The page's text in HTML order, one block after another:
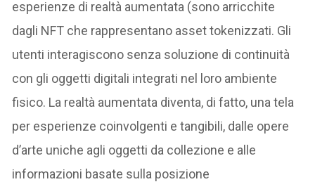
esperienze di realtà aumentata (sono arricchite
dagli NFT che rappresentano asset tokenizzati. Gli
utenti interagiscono senza soluzione di continuità
con gli oggetti digitali integrati nel loro ambiente
fisico. La realtà aumentata diventa, di fatto, una tela
per esperienze coinvolgenti e tangibili, dalle opere
d’arte uniche agli oggetti da collezione e alle
informazioni basate sulla posizione